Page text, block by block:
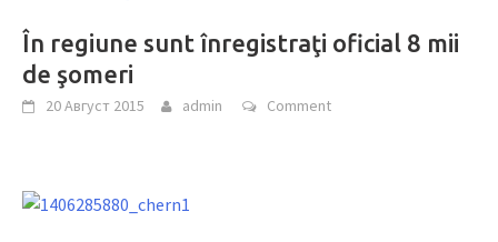
În regiune sunt înregistraţi oficial 8 mii
de şomeri
20 Август 2015 admin Comment